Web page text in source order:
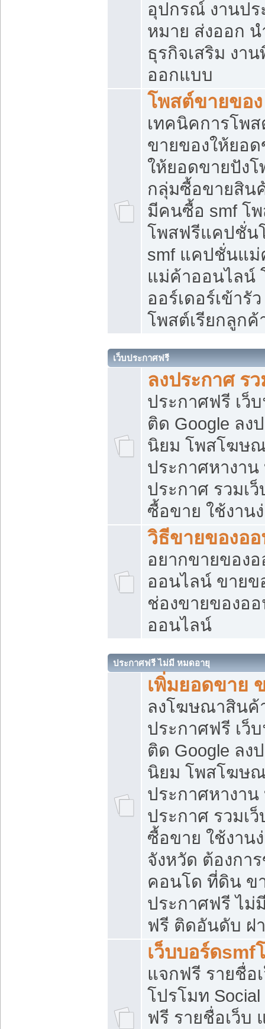
อุปกรณ์ งานป
หมาย ส่งออก น
ธุรกิจเสริม งา
ออกแบบ
โพสต์ขายของ
เทคนิคการโพ
ขายของให้ยอ
ให้ยอดขายปัง
กลุ่มซื้อขายสิน
มีคนซื้อ smf โ
โพสฟรีแคปชั่น
smf แคปชั่นแ
แม่ค้าออนไลน์
ออร์เดอร์เข้ารั
โพสต์เรียกลูกค้
เว็บประกาศฟรี
ลงประกาศ ร
ประกาศฟรี เว็
ติด Google ลง
นิยม โพสโฆษ
ประกาศหางาน
ประกาศ รวมเ
ซื้อขาย ใช้งาน
วิธีขายของอ
อยากขายของ
ออนไลน์ ขายข
ช่องขายของอ
ออนไลน์
ประกาศฟรี ไม่มี หมดอายุ
เพิ่มยอดขาย
ลงโฆษณาสิน
ประกาศฟรี เว็
ติด Google ลง
นิยม โพสโฆษ
ประกาศหางาน
ประกาศ รวมเ
ซื้อขาย ใช้งาน
จังหวัด ต้องกา
คอนโด ที่ดิน ข
ประกาศฟรี ไม่
ฟรี ติดอันดับ ฝ
เว็บบอร์ดsmf
แจกฟรี รายชื่อ
โปรโมท
ฟรี รายชื่อเว็บ